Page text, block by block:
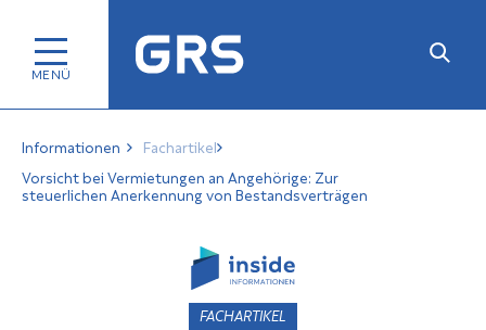
Informationen
Fachartikel
Vorsicht bei Vermietungen an Angehörige: Zur
steuerlichen Anerkennung von Bestandsverträgen
FACHARTIKEL